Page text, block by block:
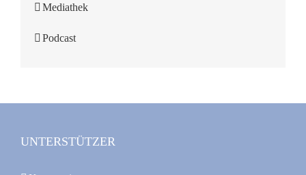
Mediathek
Podcast
UNTERSTÜTZER